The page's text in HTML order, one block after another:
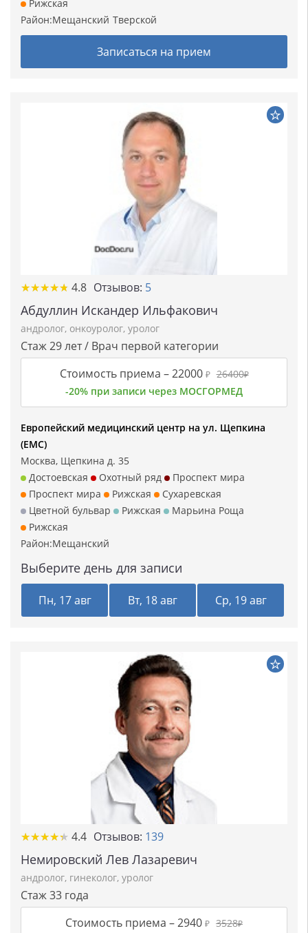
Рижская
Район:Мещанский Тверской
Записаться на прием
★★★★★
★★★★★ 4.8 Отзывов: 5
Абдуллин Искандер Ильфакович
андролог, онкоуролог, уролог
Стаж 29 лет / Врач первой категории
Стоимость приема –22000 ₽ 26400₽
-20% при записи через МОСГОРМЕД
Европейский медицинский центр на ул. Щепкина
(ЕМС)
Москва, Щепкина д. 35
Достоевская
Охотный ряд
Проспект мира
Проспект мира
Рижская
Сухаревская
Цветной бульвар
Рижская
Марьина Роща
Рижская
Район:Мещанский
Выберите день для записи
Пн, 17 авг Вт, 18 авг Ср, 19 авг
★★★★★
★★★★★ 4.4 Отзывов: 139
Немировский Лев Лазаревич
андролог, гинеколог, уролог
Стаж 33 года
Стоимость приема –2940 ₽ 3528₽